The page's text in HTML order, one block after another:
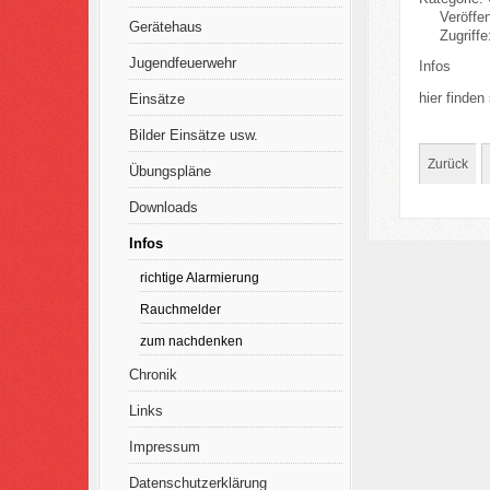
Gerätehaus
Jugendfeuerwehr
Einsätze
Bilder Einsätze usw.
Übungspläne
Downloads
Infos
richtige Alarmierung
Rauchmelder
zum nachdenken
Chronik
Links
Impressum
Datenschutzerklärung
Infos
hier
Zurück